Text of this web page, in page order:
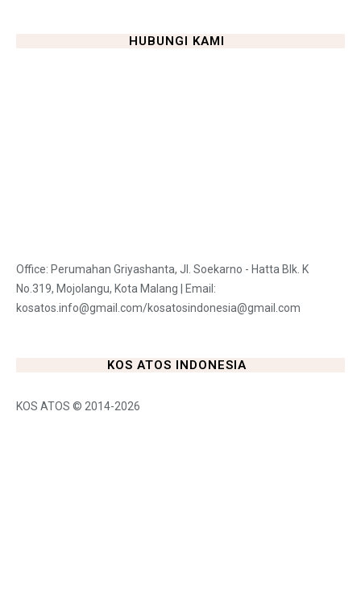
HUBUNGI KAMI
Office: Perumahan Griyashanta, Jl. Soekarno - Hatta Blk. K
No.319, Mojolangu, Kota Malang | Email:
kosatos.info@gmail.com/kosatosindonesia@gmail.com
KOS ATOS INDONESIA
KOS ATOS © 2014-2026